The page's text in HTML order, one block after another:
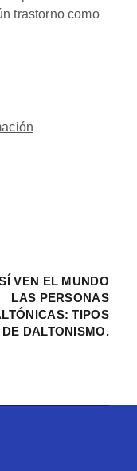
trastorno como
VEN EL MUNDO
LAS PERSONAS
TIPOS
DE DALTONISMO.